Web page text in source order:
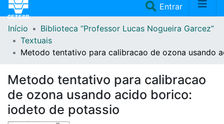
Entrar(current)
Home
Repositório
Doações/Aquisições
Início
Biblioteca “Professor Lucas Nogueira Garcez”
Textuais
Metodo tentativo para calibracao de ozona usando
Metodo tentativo para calibracao
de ozona usando acido borico:
iodeto de potassio